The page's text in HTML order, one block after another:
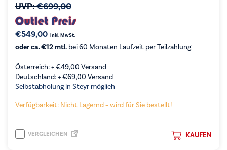
UVP:€699,00
€549,00 inkl. MwSt.
oder ca. €12 mtl. bei 60 Monaten Laufzeit per Teilzahlung
Österreich: +€49,00 Versand
Deutschland: +€69,00 Versand
Selbstabholung in Steyr möglich
Verfügbarkeit: Nicht Lagernd – wird für Sie bestellt!
KAUFEN
VERGLEICHEN